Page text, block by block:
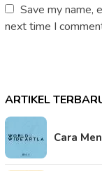
Save my name,
next time I
ARTIKEL
Cara